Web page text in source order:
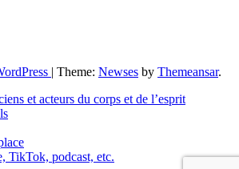
| Theme: Newses by Themeansar.
et acteurs du corps et de l’esprit
TikTok, podcast, etc.